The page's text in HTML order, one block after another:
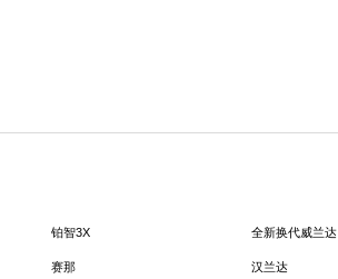
铂智3X 全新换代威兰达
赛那 汉兰达